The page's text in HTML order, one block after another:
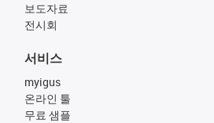
보도자료
전시회
서비스
myigus
온라인 툴
무료 샘플